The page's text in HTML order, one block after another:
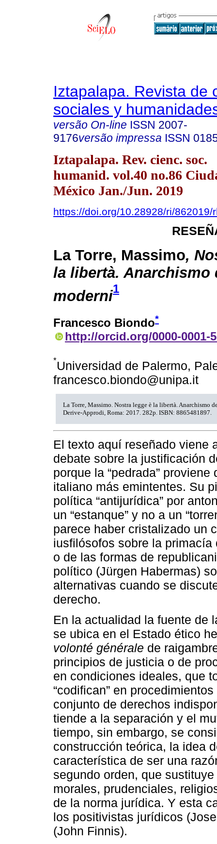
Iztapalapa. Revista de
sociales y
versão On-line ISSN 2007-
9176versão impressa ISSN
Iztapalapa. Rev. cienc. soc.
humanid. vol.40 no.86
México Jan./Jun. 2019
https://doi.org/10.28928/ri/862019/
La Torre, Massimo,
la libertà. Anarchismo
moderni1
Francesco Biondo*
http://orcid.org/0000-0001-
*Universidad de Palermo,
francesco.biondo@unipa.it
La Torre, Massimo. Nostra legge è la libertà. Anarchismo
Derive-Approdi, Roma: 2017. 282p. ISBN: 8865481897.
El texto aquí reseñado viene
debate sobre la justificación
porque la “pedrada”
italiano más emintentes. Su
política “antijurídica” por
un “estanque” y no a un
parece haber cristalizado un
iusfilósofos sobre la
o de las formas de
político (Jürgen Habermas)
alternativas cuando se
derecho.
En la actualidad la fuente de
se ubica en el Estado ético
volonté générale de
principios de justicia o de
en condiciones ideales, que
“codifican” en
conjunto de derechos
tiende a la separación y el
tiempo, sin embargo, se
construcción teórica, la idea
característica de ser una
segundo orden, que
morales, prudenciales,
de la norma jurídica. Y esta
los positivistas jurídicos
(John Finnis).